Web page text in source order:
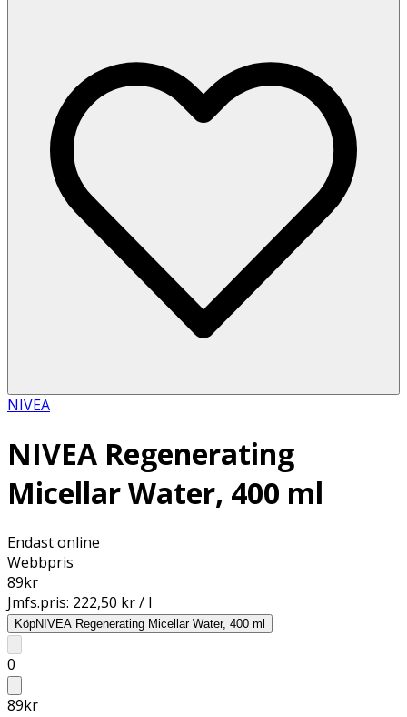
NIVEA
NIVEA Regenerating
Micellar Water, 400 ml
Endast online
Webbpris
89kr
Jmfs.pris: 222,50 kr / l
KöpNIVEA Regenerating Micellar Water, 400 ml
0
89kr